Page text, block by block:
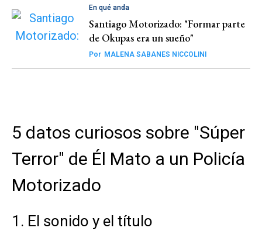
En qué anda
Santiago Motorizado: "Formar parte
de Okupas era un sueño"
Por MALENA SABANES NICCOLINI
5 datos curiosos sobre "Súper
Terror" de Él Mato a un Policía
Motorizado
1. El sonido y el título